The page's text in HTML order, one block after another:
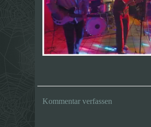
Kommentar verfassen